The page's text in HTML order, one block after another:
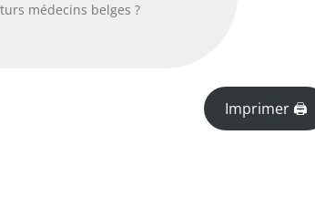
médecins belges ?
Imprimer 🖨